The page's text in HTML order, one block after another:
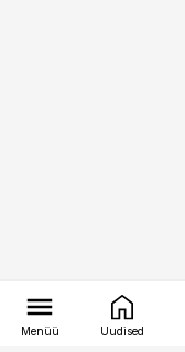
Menüü Uudised